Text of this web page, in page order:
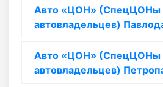
Авто «ЦОН» (СпецЦОНы
автовладельцев)
Авто «ЦОН» (СпецЦОНы
автовладельцев)